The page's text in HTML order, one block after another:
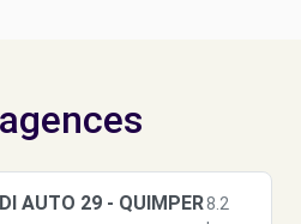
AUTO 29 - QUIMPER8.2